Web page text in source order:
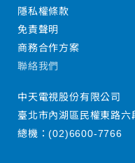
隱私權條款
免責聲明
商務合作方案
聯絡我們
中天電視股份有限公司
臺北市內湖區民權東路六
總機：(02)6600-7766